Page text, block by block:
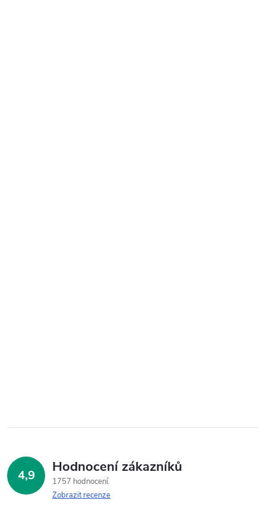
4,9 Hodnocení zákazníků
1757 hodnocení
Zobrazit recenze